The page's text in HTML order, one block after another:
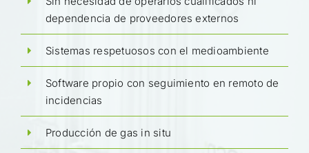
dependencia de proveedores externos
Sistemas respetuosos con el medioambiente
Software propio con seguimiento en remoto de
incidencias
Producción de gas in situ